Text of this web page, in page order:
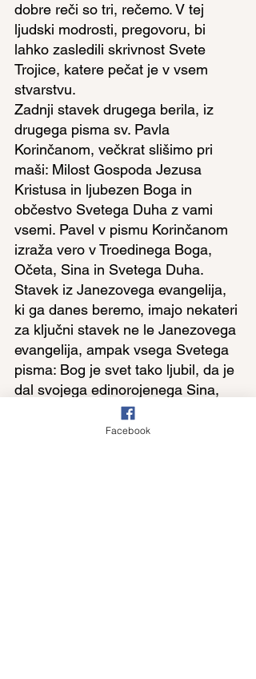
dobre reči so tri, rečemo. V tej
ljudski modrosti, pregovoru, bi
lahko zasledili skrivnost Svete
Trojice, katere pečat je v vsem
stvarstvu.
Zadnji stavek drugega berila, iz
drugega pisma sv. Pavla
Korinčanom, večkrat slišimo pri
maši: Milost Gospoda Jezusa
Kristusa in ljubezen Boga in
občestvo Svetega Duha z vami
vsemi. Pavel v pismu Korinčanom
izraža vero v Troedinega Boga,
Očeta, Sina in Svetega Duha.
Stavek iz Janezovega evangelija,
ki ga danes beremo, imajo nekateri
za ključni stavek ne le Janezovega
evangelija, ampak vsega Svetega
pisma: Bog je svet tako ljubil, da je
dal svojega edinorojenega Sina,
da bi se nihče, kdor vanj veruje, ne
pogubil, ampak bi imel večno
Facebook